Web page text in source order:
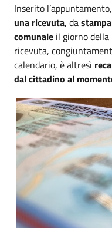
Inserito l’appuntamento,
una ricevuta, da
comunale il giorno
ricevuta,
calendario, è altresì
dal cittadino al